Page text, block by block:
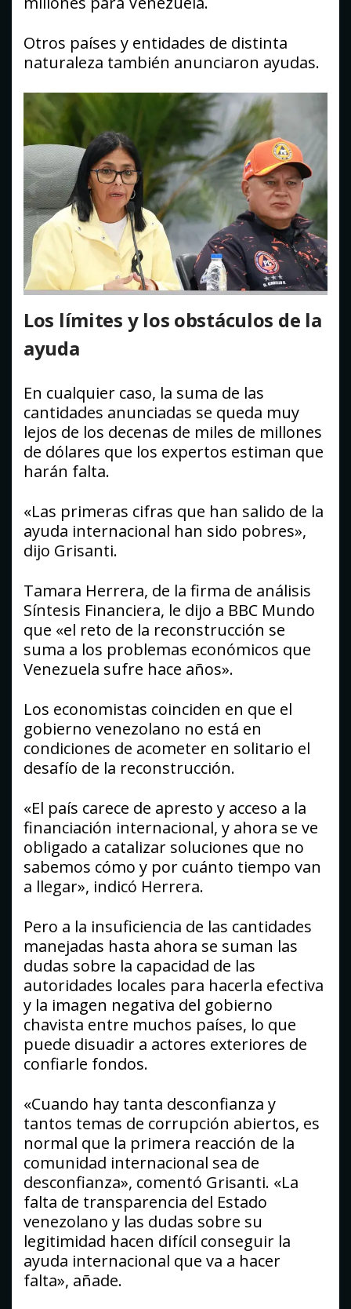
Otros países y entidades de distinta
naturaleza también anunciaron ayudas.
Los límites y los obstáculos de la
ayuda
En cualquier caso, la suma de las
cantidades anunciadas se queda muy
lejos de los decenas de miles de millones
de dólares que los expertos estiman que
harán falta.
«Las primeras cifras que han salido de la
ayuda internacional han sido pobres»,
dijo Grisanti.
Tamara Herrera, de la firma de análisis
Síntesis Financiera, le dijo a BBC Mundo
que «el reto de la reconstrucción se
suma a los problemas económicos que
Venezuela sufre hace años».
Los economistas coinciden en que el
gobierno venezolano no está en
condiciones de acometer en solitario el
desafío de la reconstrucción.
«El país carece de apresto y acceso a la
financiación internacional, y ahora se ve
obligado a catalizar soluciones que no
sabemos cómo y por cuánto tiempo van
a llegar», indicó Herrera.
Pero a la insuficiencia de las cantidades
manejadas hasta ahora se suman las
dudas sobre la capacidad de las
autoridades locales para hacerla efectiva
y la imagen negativa del gobierno
chavista entre muchos países, lo que
puede disuadir a actores exteriores de
confiarle fondos.
«Cuando hay tanta desconfianza y
tantos temas de corrupción abiertos, es
normal que la primera reacción de la
comunidad internacional sea de
desconfianza», comentó Grisanti. «La
falta de transparencia del Estado
venezolano y las dudas sobre su
legitimidad hacen difícil conseguir la
ayuda internacional que va a hacer
falta», añade.